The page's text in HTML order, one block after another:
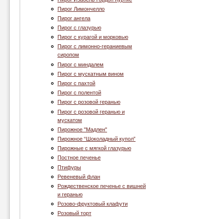
Пирог Лимончелло
Пирог ангела
Пирог с глазурью
Пирог с курагой и морковью
Пирог с лимонно-гераниевым
сиропом
Пирог с миндалем
Пирог с мускатным вином
Пирог с пахтой
Пирог с полентой
Пирог с розовой геранью
Пирог с розовой геранью и
мускатом
Пирожное "Мадлен"
Пирожное “Шоколадный купол”
Пирожные с мягкой глазурью
Постное печенье
Птифуры
Ревеневый флан
Рождественское печенье с вишней
и геранью
Розово-фруктовый клафути
Розовый торт